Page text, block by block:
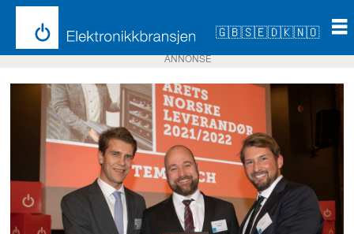
🇬🇧🇸🇪🇩🇰🇳🇴
ANNONSE